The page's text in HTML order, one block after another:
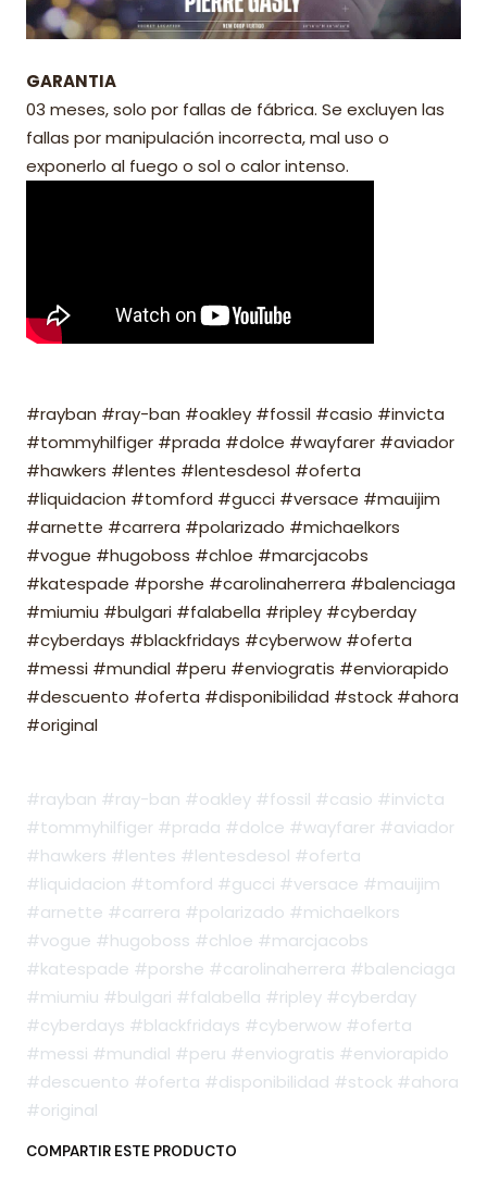
GARANTIA
03 meses, solo por fallas de fábrica. Se excluyen las
fallas por manipulación incorrecta, mal uso o
exponerlo al fuego o sol o calor intenso.
#rayban #ray-ban #oakley #fossil #casio #invicta
#tommyhilfiger #prada #dolce #wayfarer #aviador
#hawkers #lentes #lentesdesol #oferta
#liquidacion #tomford #gucci #versace #mauijim
#arnette #carrera #polarizado #michaelkors
#vogue #hugoboss #chloe #marcjacobs
#katespade #porshe #carolinaherrera #balenciaga
#miumiu #bulgari #falabella #ripley #cyberday
#cyberdays #blackfridays #cyberwow #oferta
#messi #mundial #peru #enviogratis #enviorapido
#descuento #oferta #disponibilidad #stock #ahora
#original
#rayban #ray-ban #oakley #fossil #casio #invicta
#tommyhilfiger #prada #dolce #wayfarer #aviador
#hawkers #lentes #lentesdesol #oferta
#liquidacion #tomford #gucci #versace #mauijim
#arnette #carrera #polarizado #michaelkors
#vogue #hugoboss #chloe #marcjacobs
#katespade #porshe #carolinaherrera #balenciaga
#miumiu #bulgari #falabella #ripley #cyberday
#cyberdays #blackfridays #cyberwow #oferta
#messi #mundial #peru #enviogratis #enviorapido
#descuento #oferta #disponibilidad #stock #ahora
#original
COMPARTIR ESTE PRODUCTO